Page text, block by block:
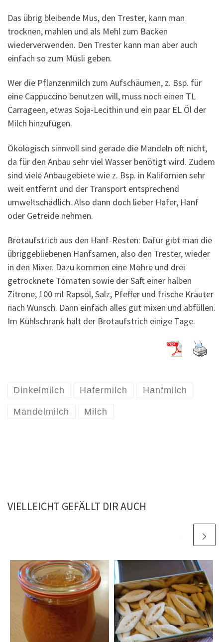
Das übrig bleibende Mus, den Trester, kann man
trocknen, mahlen und als Mehl zum Backen
wiederverwenden. Den Trester kann man aber auch
einfach so zum Müsli geben.
Wer die Pflanzenmilch zum Aufschäumen, z. Bsp. für
eine Cappuccino benutzen will, muss noch einen TL
Carrageen, etwas Soja-Lecithin und ein paar EL Öl der
Milch hinzufügen.
Ökologisch sinnvoll sind gerade die Mandeln oft nicht,
da für den Anbau sehr viel Wasser benötigt wird. Zudem
sind viele Anbaugebiete wie z. Bsp. in Kalifornien sehr
weit entfernt und der Transport entsprechend
umweltschädlich. Also dann doch lieber Hafer, Hanf
oder Getreide nehmen.
Brotaufstrich aus den Hanf-Resten: Dafür gibt man die
übriggebliebenen Hanfsamen, also den Trester, wieder
in den Mixer. Dazu kommen eine Möhre und drei
getrocknete Tomaten sowie der Saft einer halben
Zitrone, 100 ml Rapsöl, Salz, Pfeffer und frische Kräuter
nach Wunsch. Dann einfach alles gut mixen und abfüllen.
Im Kühlschrank hält der Brotaufstrich einige Tage.
Dinkelmilch Hafermilch Hanfmilch
Mandelmilch Milch
VIELLEICHT GEFÄLLT DIR AUCH